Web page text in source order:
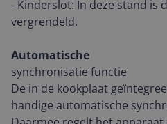
- Kinderslot: In deze stand is
vergrendeld.
Automatische
synchronisatie functie
De in de kookplaat
handige automatische